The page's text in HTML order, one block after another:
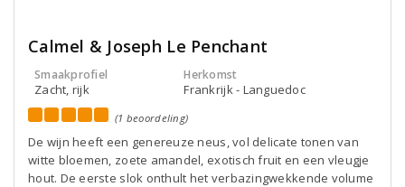
Calmel & Joseph Le Penchant
Smaakprofiel
Zacht, rijk
Herkomst
Frankrijk - Languedoc
(1 beoordeling)
De wijn heeft een genereuze neus, vol delicate tonen van
witte bloemen, zoete amandel, exotisch fruit en een vleugje
hout. De eerste slok onthult het verbazingwekkende volume